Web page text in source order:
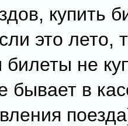
купить
это лето,
не
бывает в